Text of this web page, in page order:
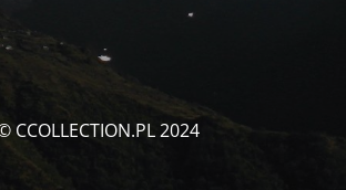
CCOLLECTION.PL 2024